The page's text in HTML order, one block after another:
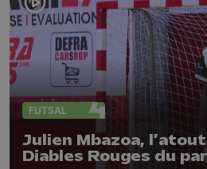
FUTSAL
Julien Mbazoa,
Diables Rouges du